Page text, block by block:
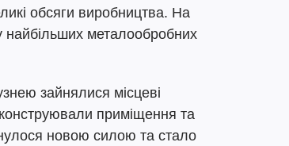
обсяги виробництва. На
найбільших металообробних
зайнялися місцеві
приміщення та
новою силою та стало